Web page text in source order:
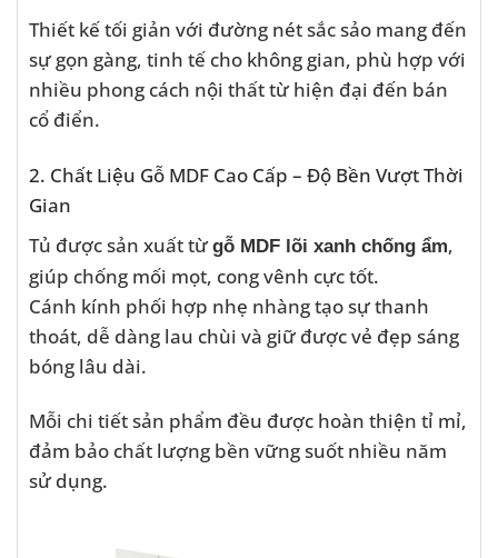
Thiết kế tối giản với đường nét sắc sảo mang đến
sự gọn gàng, tinh tế cho không gian, phù hợp với
nhiều phong cách nội thất từ hiện đại đến bán
cổ điển.
2. Chất Liệu Gỗ MDF Cao Cấp – Độ Bền Vượt Thời
Gian
Tủ được sản xuất từgỗ MDF lõi xanh chống ẩm,
giúp chống mối mọt, cong vênh cực tốt.
Cánh kính phối hợp nhẹ nhàng tạo sự thanh
thoát, dễ dàng lau chùi và giữ được vẻ đẹp sáng
bóng lâu dài.
Mỗi chi tiết sản phẩm đều được hoàn thiện tỉ mỉ,
đảm bảo chất lượng bền vững suốt nhiều năm
sử dụng.